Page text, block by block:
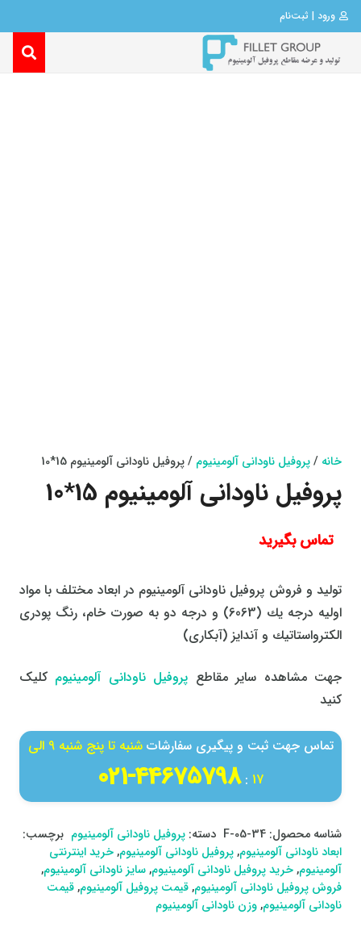
ورود | ثبت‌نام
خانه /پروفیل ناودانی آلومینیوم / پروفیل ناودانی آلومینیوم 15*10
پروفیل ناودانی آلومینیوم 15*10
تماس بگیرید
تولید و فروش پروفیل ناودانی آلومينيوم در ابعاد مختلف با مواد
اولیه درجه یك (6063) و درجه دو به صورت خام، رنگ پودری
الكترواستاتیك و آندایز (آبکاری)
جهت مشاهده سایر مقاطع پروفیل ناودانی آلومینیوم کلیک
کنید
تماس جهت ثبت و پیگیری سفارشات
شنبه تا پنج شنبه 9 الی
17
:
44675798-021
شناسه محصول: F-05-34 دسته: پروفیل ناودانی آلومینیوم برچسب:
ابعاد ناودانی آلومینیوم,پروفیل ناودانی آلومینیوم,خرید اینترنتی
آلومینیوم,خرید پروفیل ناودانی آلومینیوم,سایز ناودانی آلومینیوم,
فروش پروفیل ناودانی آلومینیوم,قیمت پروفیل آلومینیوم,قیمت
ناودانی آلومینیوم,وزن ناودانی آلومینیوم